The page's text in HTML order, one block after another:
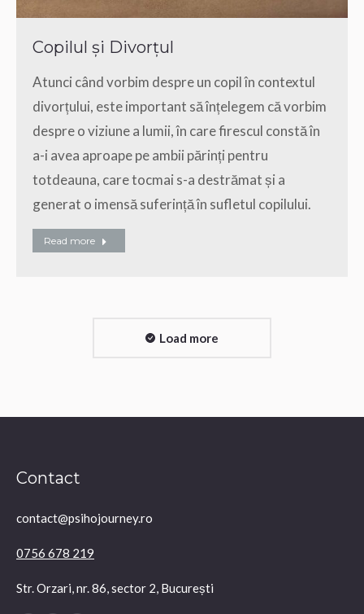
Copilul și Divorțul
Atunci când vorbim despre un copil în contextul
divorțului, este important să înțelegem că vorbim
despre o viziune a lumii, în care firescul constă în
a-i avea aproape pe ambii părinți pentru
totdeauna, care tocmai s-a destrămat și a
generat o imensă suferință în sufletul copilului.
Read more
Load more
Contact
contact@psihojourney.ro
0756 678 219
Str. Orzari, nr. 86, sector 2, București